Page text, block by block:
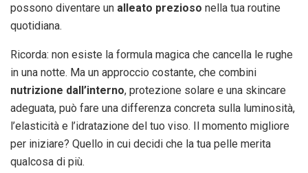
possono diventare un alleato prezioso nella tua routine
quotidiana.
Ricorda: non esiste la formula magica che cancella le rughe
in una notte. Ma un approccio costante, che combini
nutrizione dall’interno, protezione solare e una skincare
adeguata, può fare una differenza concreta sulla luminosità,
l’elasticità e l’idratazione del tuo viso. Il momento migliore
per iniziare? Quello in cui decidi che la tua pelle merita
qualcosa di più.